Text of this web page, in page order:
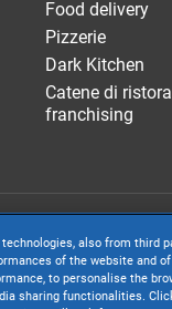
Food delivery
Pizzerie
Dark Kitchen
Catene di
franchising
also from
of the website and
to personalise the
sharing functionalities.